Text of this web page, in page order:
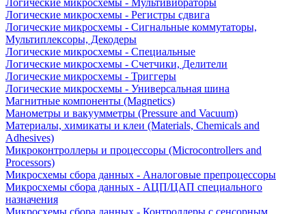
Логические микросхемы - Мультивибраторы
Логические микросхемы - Регистры сдвига
Логические микросхемы - Сигнальные коммутаторы,
Мультиплексоры, Декодеры
Логические микросхемы - Специальные
Логические микросхемы - Счетчики, Делители
Логические микросхемы - Триггеры
Логические микросхемы - Универсальная шина
Магнитные компоненты (Magnetics)
Манометры и вакуумметры (Pressure and Vacuum)
Материалы, химикаты и клеи (Materials, Chemicals and
Adhesives)
Микроконтроллеры и процессоры (Microcontrollers and
Processors)
Микросхемы сбора данных - Аналоговые препроцессоры
Микросхемы сбора данных - АЦП/ЦАП специального
назначения
Микросхемы сбора данных - Контроллеры с сенсорным